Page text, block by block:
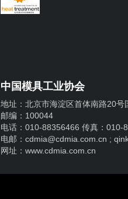
中国模具工业协会
地址：北京市海淀区首体南路20
邮编：100044
电话：010-88356466 传真：010-
电邮：cdmia@cdmia.com.cn ;
网址：www.cdmia.com.cn